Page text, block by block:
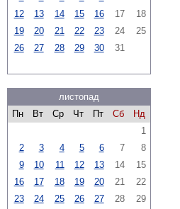
12
13 14 15 16 17
18
19
20 21 22 23 24
25
26
27 28 29 30 31
листопад
Пн
Вт Ср Чт Пт Сб
Нд
1
2
3 4 5 6 7
8
9
10 11 12 13 14
15
16
17 18 19 20 21
22
23
24 25 26 27 28
29